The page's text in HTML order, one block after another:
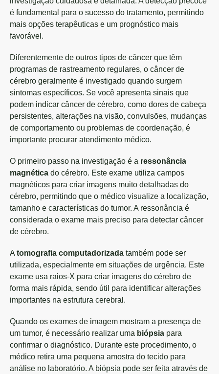
é fundamental para o sucesso do tratamento, permitindo
mais opções terapêuticas e um prognóstico mais
favorável.
Diferentemente de outros tipos de câncer que têm
programas de rastreamento regulares, o câncer de
cérebro geralmente é investigado quando surgem
sintomas específicos. Se você apresenta sinais que
podem indicar câncer de cérebro, como dores de cabeça
persistentes, alterações na visão, convulsões, mudanças
de comportamento ou problemas de coordenação, é
importante procurar atendimento médico.
O primeiro passo na investigação é a ressonância
magnética do cérebro. Este exame utiliza campos
magnéticos para criar imagens muito detalhadas do
cérebro, permitindo que o médico visualize a localização,
tamanho e características do tumor. A ressonância é
considerada o exame mais preciso para detectar câncer
de cérebro.
A tomografia computadorizada também pode ser
utilizada, especialmente em situações de urgência. Este
exame usa raios-X para criar imagens do cérebro de
forma mais rápida, sendo útil para identificar alterações
importantes na estrutura cerebral.
Quando os exames de imagem mostram a presença de
um tumor, é necessário realizar uma biópsia para
confirmar o diagnóstico. Durante este procedimento, o
médico retira uma pequena amostra do tecido para
análise no laboratório. A biópsia pode ser feita através de